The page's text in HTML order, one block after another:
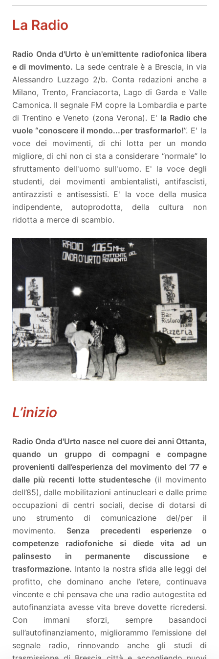
La Radio
Radio Onda d'Urto è un'emittente radiofonica libera
e di movimento. La sede centrale è a Brescia, in via
Alessandro Luzzago 2/b. Conta redazioni anche a
Milano, Trento, Franciacorta, Lago di Garda e Valle
Camonica. Il segnale FM copre la Lombardia e parte
di Trentino e Veneto (zona Verona). E' la Radio che
vuole “conoscere il mondo...per trasformarlo!”. E' la
voce dei movimenti, di chi lotta per un mondo
migliore, di chi non ci sta a considerare “normale” lo
sfruttamento dell'uomo sull'uomo. E' la voce degli
studenti, dei movimenti ambientalisti, antifascisti,
antirazzisti e antisessisti. E' la voce della musica
indipendente, autoprodotta, della cultura non
ridotta a merce di scambio.
L’inizio
Radio Onda d'Urto nasce nel cuore dei anni Ottanta,
quando un gruppo di compagni e compagne
provenienti dall’esperienza del movimento del ’77 e
dalle più recenti lotte studentesche(il movimento
dell’85), dalle mobilitazioni antinucleari e dalle prime
occupazioni di centri sociali, decise di dotarsi di
uno strumento di comunicazione del/per il
movimento. Senza precedenti esperienze o
competenze radiofoniche si diede vita ad un
palinsesto in permanente discussione e
trasformazione. Intanto la nostra sfida alle leggi del
profitto, che dominano anche l’etere, continuava
vincente e chi pensava che una radio autogestita ed
autofinanziata avesse vita breve dovette ricredersi.
Con immani sforzi, sempre basandoci
sull’autofinanziamento, migliorammo l’emissione del
segnale radio, rinnovando anche gli studi di